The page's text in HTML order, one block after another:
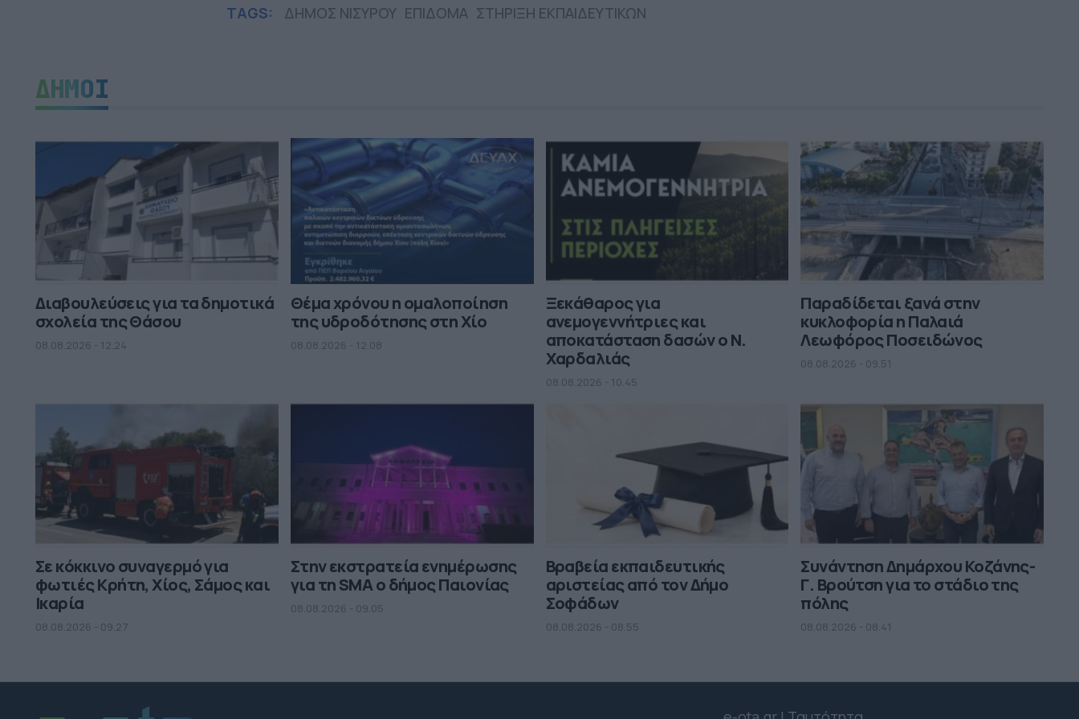
TAGS: ΔΗΜΟΣ ΝΙΣΥΡΟΥ ΕΠΙΔΟΜΑ ΣΤΗΡΙΞΗ ΕΚΠΑΙΔΕΥΤΙΚΩΝ
ΔΗΜΟΙ
Διαβουλεύσεις για τα δημοτικά
σχολεία της Θάσου
08.08.2026 - 12.24
Θέμα χρόνου η ομαλοποίηση
της υδροδότησης στη Χίο
08.08.2026 - 12.08
Ξεκάθαρος για
ανεμογεννήτριες και
αποκατάσταση δασών ο Ν.
Χαρδαλιάς
08.08.2026 - 10.45
Παραδίδεται ξανά στην
κυκλοφορία η Παλαιά
Λεωφόρος Ποσειδώνος
08.08.2026 - 09.51
Σε κόκκινο συναγερμό για
φωτιές Κρήτη, Χίος, Σάμος και
Ικαρία
08.08.2026 - 09.27
Στην εκστρατεία ενημέρωσης
για τη SMA ο δήμος Παιονίας
08.08.2026 - 09.05
Βραβεία εκπαιδευτικής
αριστείας από τον Δήμο
Σοφάδων
08.08.2026 - 08.55
Συνάντηση Δημάρχου Κοζάνης-
Γ. Βρούτση για το στάδιο της
πόλης
08.08.2026 - 08.41